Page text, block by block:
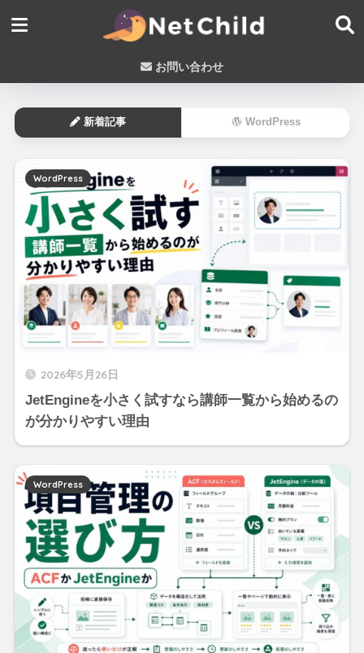
お問い合わせ
新着記事 WordPress
2026年5月26日
JetEngineを小さく試すなら講師一覧から始めるの
が分かりやすい理由
WordPress
WordPress